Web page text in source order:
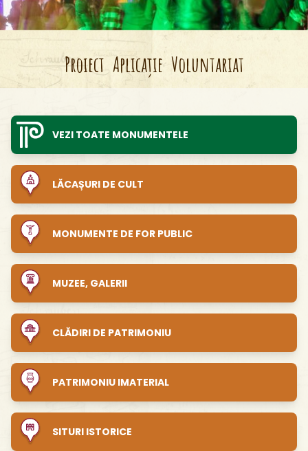
Proiect Aplicație Voluntariat
VEZI TOATE MONUMENTELE
LĂCAȘURI DE CULT
MONUMENTE DE FOR PUBLIC
MUZEE, GALERII
CLĂDIRI DE PATRIMONIU
PATRIMONIU IMATERIAL
SITURI ISTORICE